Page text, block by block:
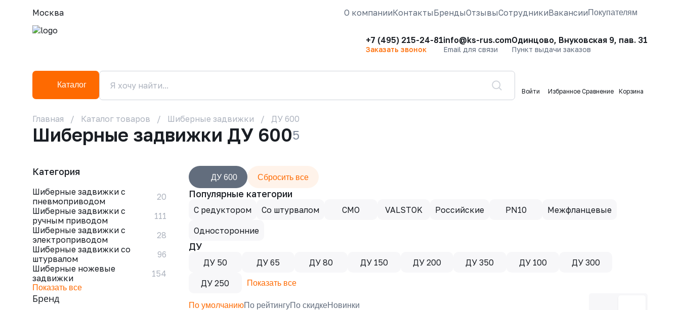
Москва О компанииКонтактыБрендыОтзывыСотрудникиВакансииПокупателям
+7 (495) 215-24-81
Заказать звонок
info@ks-rus.com
Email для связи
Одинцово, Внуковская 9, пав. 31
Пункт выдачи заказов
Каталог
Войти Избранное Сравнение Корзина
Главная Каталог товаров Шиберные задвижки ДУ 600
Шиберные задвижки ДУ 6005
Категория
Шиберные задвижки с
пневмоприводом
20
Шиберные задвижки с
ручным приводом
111
Шиберные задвижки с
электроприводом
28
Шиберные задвижки со
штурвалом
96
Шиберные ножевые
задвижки
154
Показать все
Бренд
ДУ 600 Сбросить все
Популярные категории
С редуктором Со штурвалом CMO VALSTOK Российские PN10 Межфланцевые
Односторонние
ДУ
ДУ 50 ДУ 65 ДУ 80 ДУ 150 ДУ 200 ДУ 350 ДУ 100 ДУ 300
ДУ 250 Показать все
По умолчаниюПо рейтингуПо скидкеНовинки